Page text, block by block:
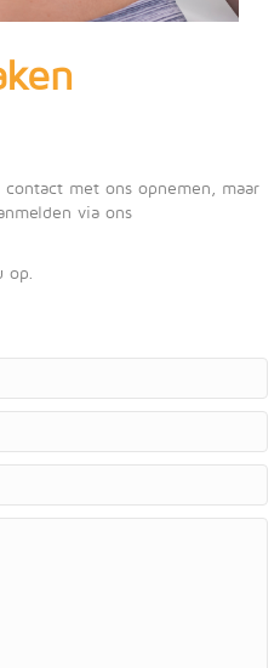
met ons opnemen, maar
via ons